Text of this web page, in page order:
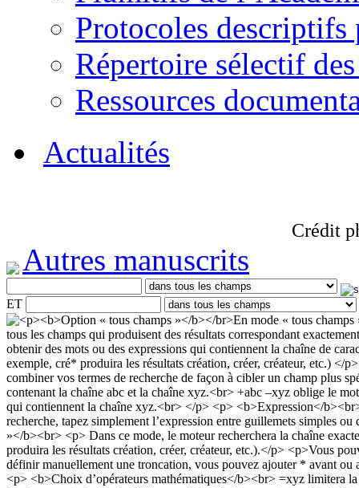
Protocoles descriptifs
Répertoire sélectif
Ressources
Actualités
Crédit
Autres manuscrits
ET